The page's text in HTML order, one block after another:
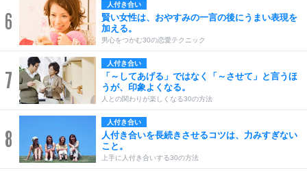
6
人付き合い
賢い女性は、おやすみの一言の後にうまい表現を
加える。
男心をつかむ30の恋愛テクニック
7
人付き合い
「～してあげる」ではなく「～させて」と言うほ
うが、印象よくなる。
人との関わりが楽しくなる30の方法
8
人付き合い
人付き合いを長続きさせるコツは、力みすぎない
こと。
上手に人付き合いする30の方法